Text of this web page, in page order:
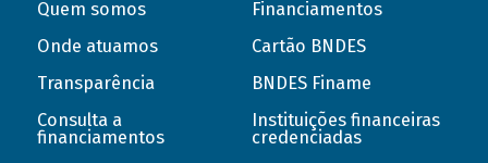
Quem somos
Onde atuamos
Transparência
Consulta a
financiamentos
Financiamentos
Cartão BNDES
BNDES Finame
Instituições financeiras
credenciadas